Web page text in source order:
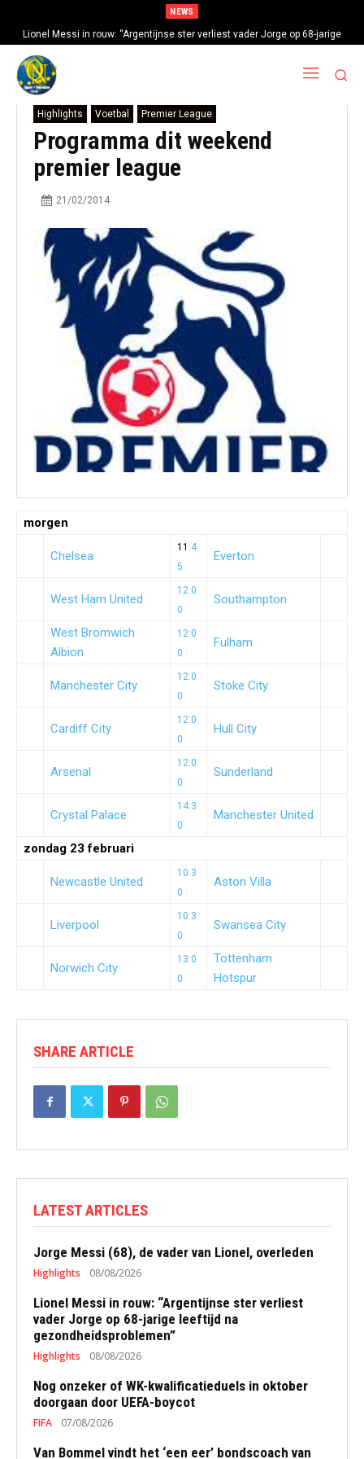
NEWS
Lionel Messi in rouw: “Argentijnse ster verliest vader Jorge op 68-jarige
leeftijd na gezondheidsproblemen”
Highlights Voetbal Premier League
Programma dit weekend
premier league
21/02/2014
morgen
Chelsea
11 :4
5
Everton
West Ham United
12:0
0
Southampton
West Bromwich
Albion
12:0
0
Fulham
Manchester City
12:0
0
Stoke City
Cardiff City
12:0
0
Hull City
Arsenal
12:0
0
Sunderland
Crystal Palace
14:3
0
Manchester United
zondag 23 februari
Newcastle United
10:3
0
Aston Villa
Liverpool
10:3
0
Swansea City
Norwich City
13:0
0
Tottenham
Hotspur
SHARE ARTICLE
LATEST ARTICLES
Jorge Messi (68), de vader van Lionel, overleden
Highlights 08/08/2026
Lionel Messi in rouw: “Argentijnse ster verliest
vader Jorge op 68-jarige leeftijd na
gezondheidsproblemen”
Highlights 08/08/2026
Nog onzeker of WK-kwalificatieduels in oktober
doorgaan door UEFA-boycot
FIFA 07/08/2026
Van Bommel vindt het ‘een eer’ bondscoach van